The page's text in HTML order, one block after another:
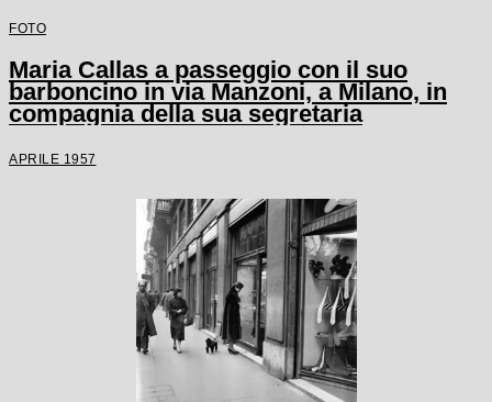
FOTO
Maria Callas a passeggio con il suo
barboncino in via Manzoni, a Milano, in
compagnia della sua segretaria
APRILE 1957